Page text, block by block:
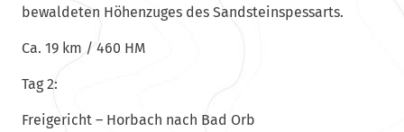
bewaldeten Höhenzuges des Sandsteinspessarts.
Ca. 19 km / 460 HM
Tag 2:
Freigericht – Horbach nach Bad Orb